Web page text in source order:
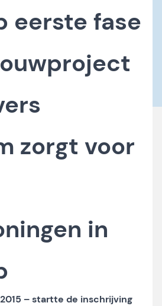
eerste fase
zorgt voor
in
– startte de inschrijving